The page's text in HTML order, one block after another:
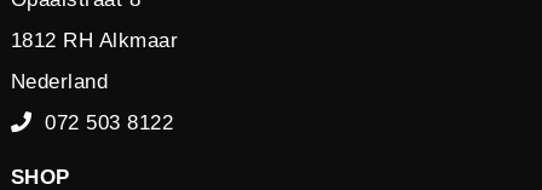
1812 RH Alkmaar
Nederland
072 503 8122
SHOP